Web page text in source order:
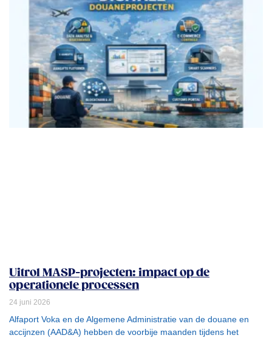
Uitrol MASP-projecten: impact op de
operationele processen
24 juni 2026
Alfaport Voka en de Algemene Administratie van de douane en
accijnzen (AAD&A) hebben de voorbije maanden tijdens het